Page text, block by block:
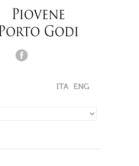
ITA ENG